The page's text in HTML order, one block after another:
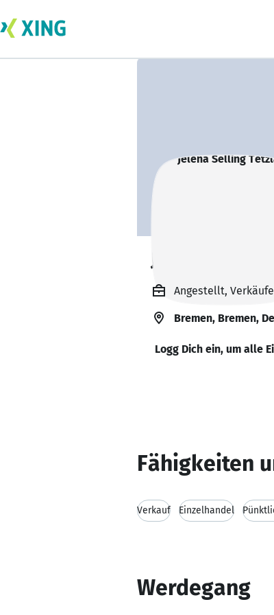
Jelena
Angestellt,
Bremen, Bremen,
Logg Dich ein, um alle
Fähigkeiten
Verkauf Einzelhandel
Werdegang